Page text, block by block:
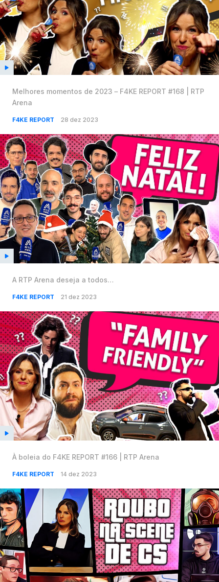
Melhores momentos de 2023 – F4KE REPORT #168 | RTP
Arena
F4KE REPORT 28 dez 2023
A RTP Arena deseja a todos…
F4KE REPORT 21 dez 2023
À boleia do F4KE REPORT #166 | RTP Arena
F4KE REPORT 14 dez 2023